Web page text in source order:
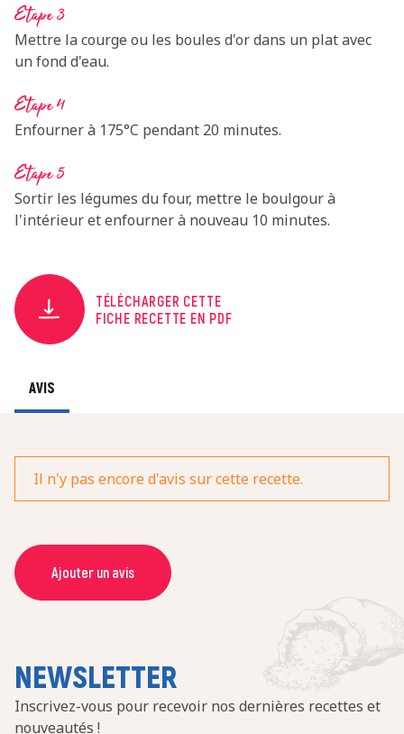
Etape 3
Mettre la courge ou les boules d'or dans un plat avec
un fond d'eau.
Etape 4
Enfourner à 175°C pendant 20 minutes.
Etape 5
Sortir les légumes du four, mettre le boulgour à
l'intérieur et enfourner à nouveau 10 minutes.
TÉLÉCHARGER CETTE
FICHE RECETTE EN PDF
AVIS
Il n'y pas encore d'avis sur cette recette.
Ajouter un avis
NOM *
NEWSLETTER
Inscrivez-vous pour recevoir nos dernières recettes et
nouveautés !